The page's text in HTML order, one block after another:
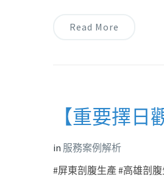
Read More
【重要擇
in 服務案例解析
#屏東剖腹生產 #高雄剖